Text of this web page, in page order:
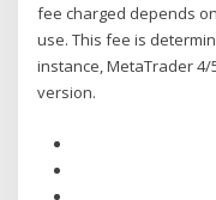
fee charged depends
use. This fee is
instance, MetaTrader
version.